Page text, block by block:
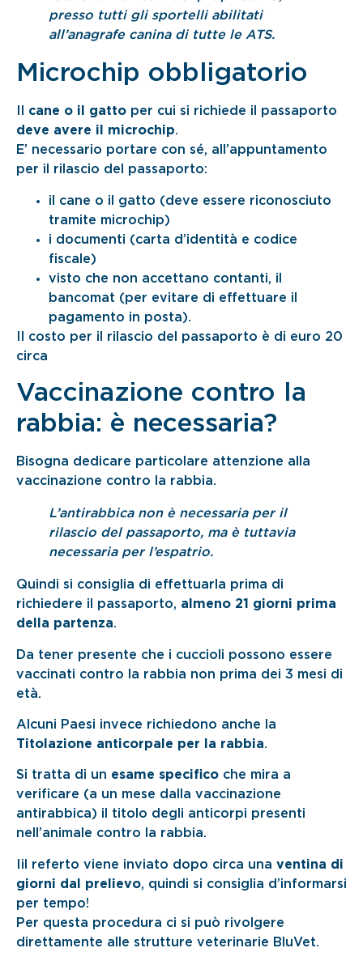
presso tutti gli sportelli abilitati
all’anagrafe canina di tutte le ATS.
Microchip obbligatorio
cane o il gatto per cui si richiede il passaporto
deve avere il microchip.
E’ necessario portare con sé, all’appuntamento
per il rilascio del passaporto:
il cane o il gatto (deve essere riconosciuto
tramite microchip)
i documenti (carta d’identità e codice
fiscale)
visto che non accettano contanti, il
bancomat (per evitare di effettuare il
pagamento in posta).
Il costo per il rilascio del passaporto è di euro 20
circa
Vaccinazione contro la
rabbia: è necessaria?
Bisogna dedicare particolare attenzione alla
vaccinazione contro la rabbia.
L’antirabbica non è necessaria per il
rilascio del passaporto, ma è tuttavia
necessaria per l’espatrio.
Quindi si consiglia di effettuarla prima di
richiedere il passaporto, almeno 21 giorni prima
della partenza.
Da tener presente che i cuccioli possono essere
vaccinati contro la rabbia non prima dei 3 mesi di
età.
Alcuni Paesi invece richiedono anche la
Titolazione anticorpale per la rabbia.
Si tratta di un esame specifico che mira a
verificare (a un mese dalla vaccinazione
antirabbica) il titolo degli anticorpi presenti
nell’animale contro la rabbia.
Iil referto viene inviato dopo circa una ventina di
giorni dal prelievo, quindi si consiglia d’informarsi
per tempo!
Per questa procedura ci si può rivolgere
direttamente alle strutture veterinarie BluVet.